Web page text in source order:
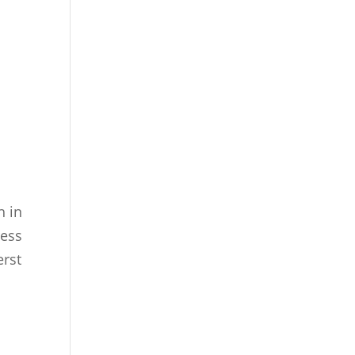
in